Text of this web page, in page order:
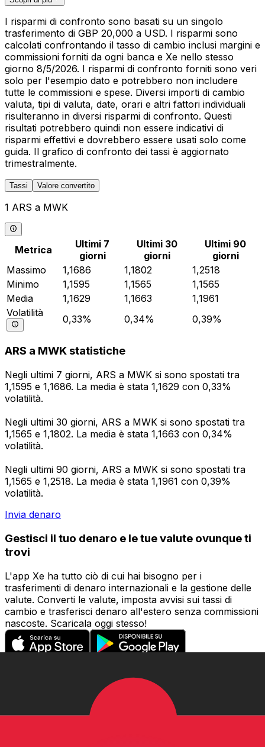
I risparmi di confronto sono basati su un singolo
trasferimento di GBP 20,000 a USD. I risparmi sono
calcolati confrontando il tasso di cambio inclusi margini e
commissioni forniti da ogni banca e Xe nello stesso
giorno 8/5/2026. I risparmi di confronto forniti sono veri
solo per l'esempio dato e potrebbero non includere
tutte le commissioni e spese. Diversi importi di cambio
valuta, tipi di valuta, date, orari e altri fattori individuali
risulteranno in diversi risparmi di confronto. Questi
risultati potrebbero quindi non essere indicativi di
risparmi effettivi e dovrebbero essere usati solo come
guida. Il grafico di confronto dei tassi è aggiornato
trimestralmente.
Tassi Valore convertito
1 ARS a MWK
Metrica
Ultimi 7
giorni
Ultimi 30
giorni
Ultimi 90
giorni
Massimo
1,1686 1,1802
1,2518
Minimo
1,1595 1,1565
1,1565
Media
1,1629 1,1663
1,1961
Volatilità
0,33% 0,34% 0,39%
ARS a MWK statistiche
Negli ultimi 7 giorni, ARS a MWK si sono spostati tra
1,1595 e 1,1686. La media è stata 1,1629 con 0,33%
volatilità.
Negli ultimi 30 giorni, ARS a MWK si sono spostati tra
1,1565 e 1,1802. La media è stata 1,1663 con 0,34%
volatilità.
Negli ultimi 90 giorni, ARS a MWK si sono spostati tra
1,1565 e 1,2518. La media è stata 1,1961 con 0,39%
volatilità.
Invia denaro
Gestisci il tuo denaro e le tue valute ovunque ti
trovi
L'app Xe ha tutto ciò di cui hai bisogno per i
trasferimenti di denaro internazionali e la gestione delle
valute. Converti le valute, imposta avvisi sui tassi di
cambio e trasferisci denaro all'estero senza commissioni
nascoste. Scaricala oggi stesso!